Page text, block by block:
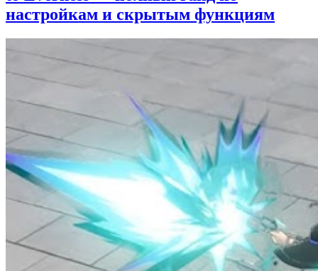
настройкам и скрытым функциям